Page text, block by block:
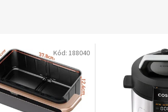
Kód: 188040